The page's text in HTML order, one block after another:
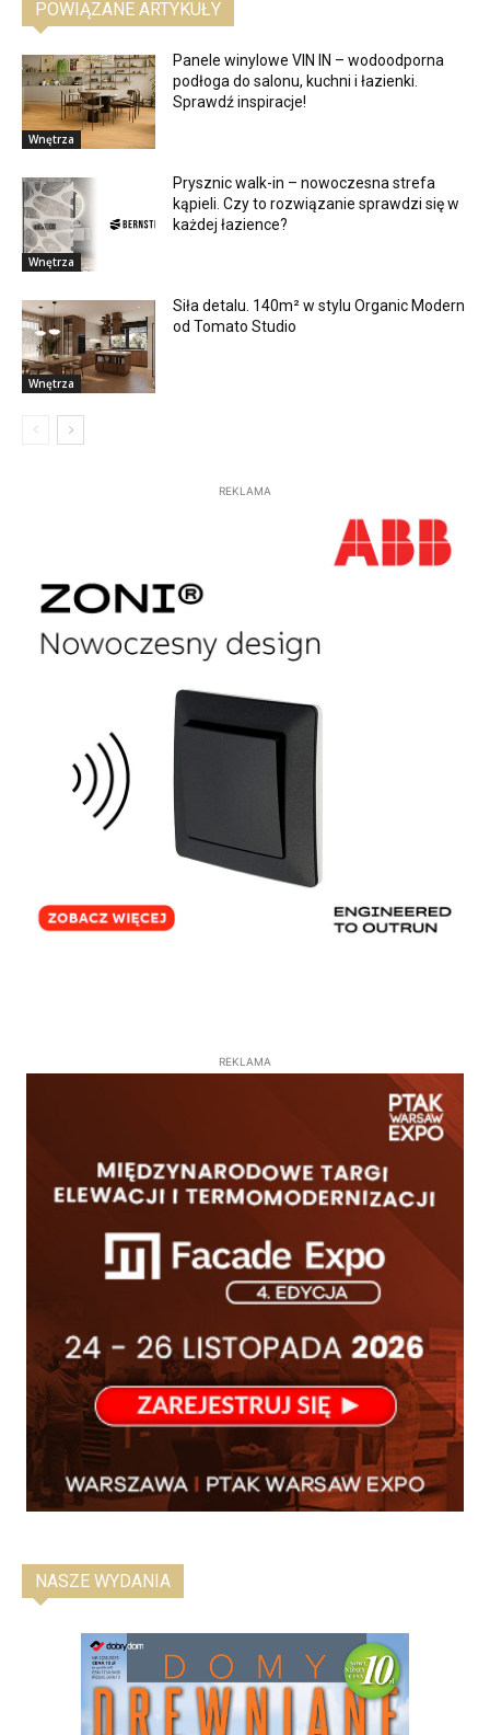
POWIĄZANE ARTYKUŁY
Wnętrza
Panele winylowe VIN IN – wodoodporna
podłoga do salonu, kuchni i łazienki.
Sprawdź inspiracje!
Wnętrza
Prysznic walk-in – nowoczesna strefa
kąpieli. Czy to rozwiązanie sprawdzi się w
każdej łazience?
Wnętrza
Siła detalu. 140m² w stylu Organic Modern
od Tomato Studio
REKLAMA
REKLAMA
NASZE WYDANIA